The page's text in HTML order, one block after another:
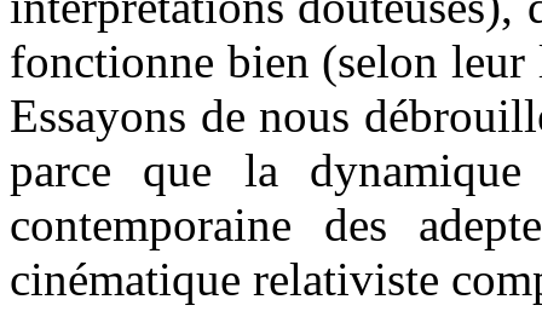
fonctionne bien (selon leur
Essayons de nous
parce que la dynamique
contemporaine des
cinématique relativiste